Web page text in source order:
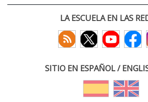
LA ESCUELA EN LAS
SITIO EN ESPAÑOL /